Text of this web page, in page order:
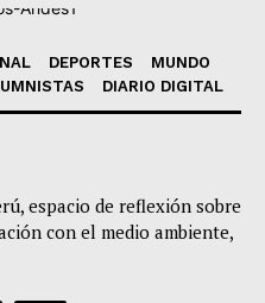
DEPORTES
MUNDO
DIARIO DIGITAL
espacio de reflexión sobre
con el medio ambiente,